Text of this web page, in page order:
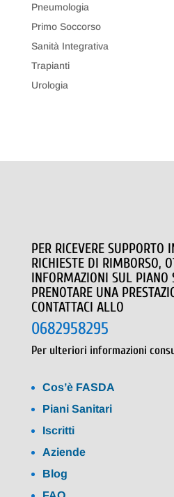
Pneumologia
Primo Soccorso
Sanità Integrativa
Trapianti
Urologia
PER RICEVERE SUPPORTO
RICHIESTE DI RIMBORSO,
INFORMAZIONI SUL PIANO
PRENOTARE UNA
CONTATTACI ALLO
0682958295
Per ulteriori informazioni
Cos’è FASDA
Piani Sanitari
Iscritti
Aziende
Blog